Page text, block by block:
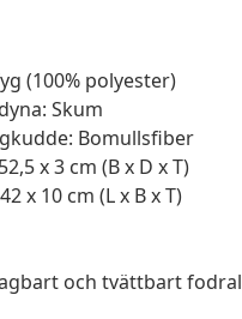
(100% polyester)
Skum
Bomullsfiber
x 3 cm (B x D x T)
x 10 cm (L x B x T)
och tvättbart fodral